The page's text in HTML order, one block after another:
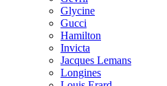
Glycine
Gucci
Hamilton
Invicta
Jacques Lemans
Longines